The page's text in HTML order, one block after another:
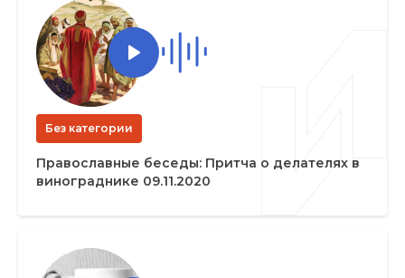
Без категории
Православные беседы: Притча о делателях в
винограднике 09.11.2020